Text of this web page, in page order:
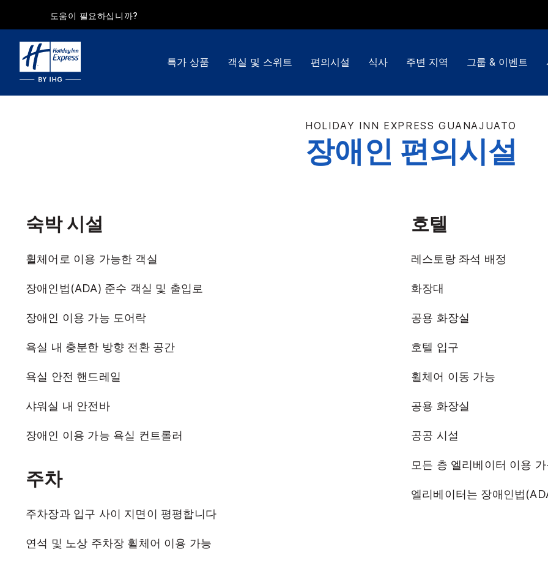
도움이 필요하십니까?
특가 상품 객실 및 스위트 편의시설 식사 주변 지역 그룹 & 이벤트
HOLIDAY INN EXPRESS GUANAJUATO
장애인 편의시설
숙박 시설
휠체어로 이용 가능한 객실
장애인법(ADA) 준수 객실 및 출입로
장애인 이용 가능 도어락
욕실 내 충분한 방향 전환 공간
욕실 안전 핸드레일
샤워실 내 안전바
장애인 이용 가능 욕실 컨트롤러
주차
주차장과 입구 사이 지면이 평평합니다
연석 및 노상 주차장 휠체어 이용 가능
호텔
레스토랑 좌석 배정
화장대
공용 화장실
호텔 입구
휠체어 이동 가능
공용 화장실
공공 시설
모든 층 엘리베이터 이용 가
엘리베이터는 장애인법